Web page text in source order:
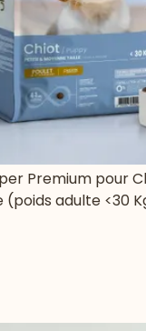
Premium pour
(poids adulte <30